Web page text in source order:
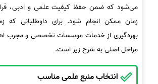
می‌شود که ضمن حفظ کیفیت علمی و ادبی،
زمان ممکن انجام شود. برای داوطلبانی که
بهره‌گیری از خدمات موسسات تخصصی و مجرب
مراحل اصلی به شرح زیر است.
انتخاب منبع علمی مناسب